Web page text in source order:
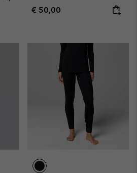
Regular price:
€ 50,00